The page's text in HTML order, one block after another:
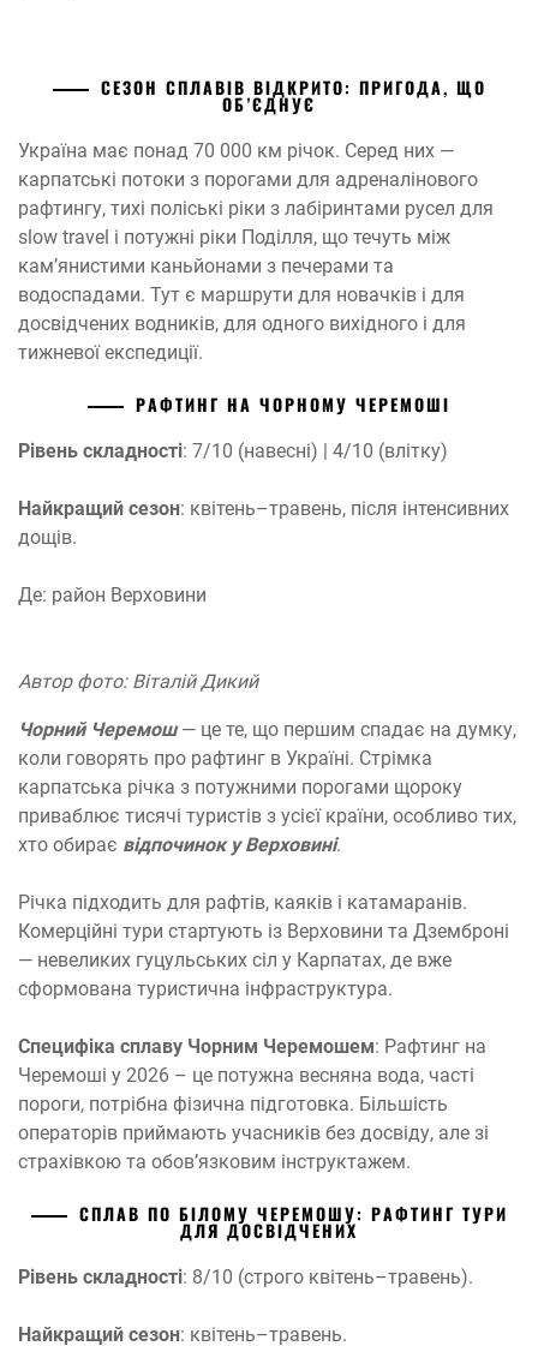
СЕЗОН СПЛАВІВ ВІДКРИТО: ПРИГОДА, ЩО
ОБ’ЄДНУЄ
Україна має понад 70 000 км річок. Серед них —
карпатські потоки з порогами для адреналінового
рафтингу, тихі поліські ріки з лабіринтами русел для
slow travel і потужні ріки Поділля, що течуть між
кам’янистими каньйонами з печерами та
водоспадами. Тут є маршрути для новачків і для
досвідчених водників, для одного вихідного і для
тижневої експедиції.
РАФТИНГ НА ЧОРНОМУ ЧЕРЕМОШІ
Рівень складності: 7/10 (навесні) | 4/10 (влітку)
Найкращий сезон: квітень–травень, після інтенсивних
дощів.
Де: район Верховини
Автор фото: Віталій Дикий
Чорний Черемош— це те, що першим спадає на думку,
коли говорять про рафтинг в Україні. Стрімка
карпатська річка з потужними порогами щороку
приваблює тисячі туристів з усієї країни, особливо тих,
хто обирає відпочинок у Верховині.
Річка підходить для рафтів, каяків і катамаранів.
Комерційні тури стартують із Верховини та Дземброні
— невеликих гуцульських сіл у Карпатах, де вже
сформована туристична інфраструктура.
Специфіка сплаву Чорним Черемошем: Рафтинг на
Черемоші у 2026 – це потужна весняна вода, часті
пороги, потрібна фізична підготовка. Більшість
операторів приймають учасників без досвіду, але зі
страхівкою та обов’язковим інструктажем.
СПЛАВ ПО БІЛОМУ ЧЕРЕМОШУ: РАФТИНГ ТУРИ
ДЛЯ ДОСВІДЧЕНИХ
Рівень складності: 8/10 (строго квітень–травень).
Найкращий сезон: квітень–травень.